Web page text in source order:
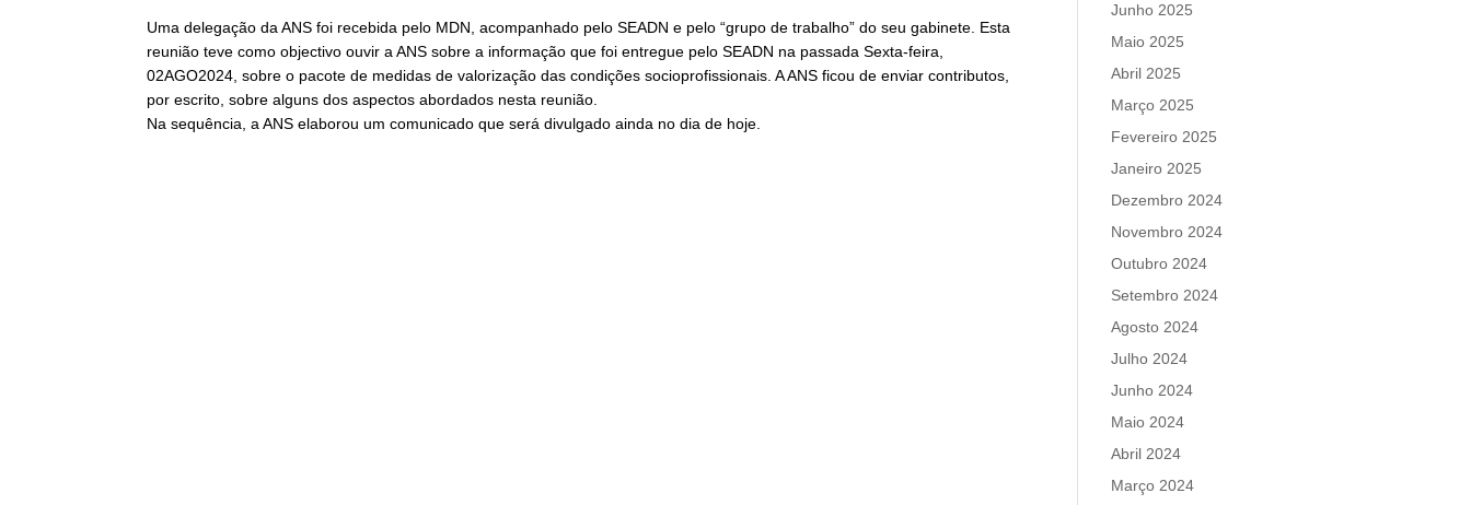
Uma delegação da ANS foi recebida pelo MDN, acompanhado pelo SEADN e pelo “grupo de trabalho” do seu gabinete. Esta
reunião teve como objectivo ouvir a ANS sobre a informação que foi entregue pelo SEADN na passada Sexta-feira,
02AGO2024, sobre o pacote de medidas de valorização das condições socioprofissionais. A ANS ficou de enviar contributos,
por escrito, sobre alguns dos aspectos abordados nesta reunião.
Na sequência, a ANS elaborou um comunicado que será divulgado ainda no dia de hoje.
Junho 2025
Maio 2025
Abril 2025
Março 2025
Fevereiro 2025
Janeiro 2025
Dezembro 2024
Novembro 2024
Outubro 2024
Setembro 2024
Agosto 2024
Julho 2024
Junho 2024
Maio 2024
Abril 2024
Março 2024